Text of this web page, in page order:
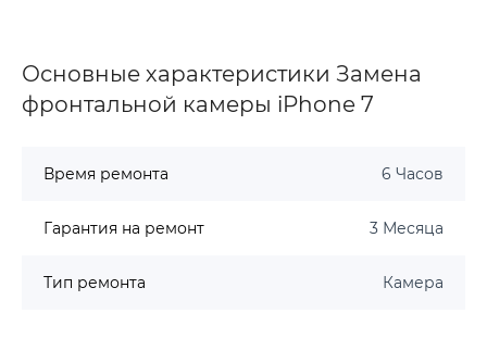
Основные характеристики Замена
фронтальной камеры iPhone 7
Время ремонта 6 Часов
Гарантия на ремонт 3 Месяца
Тип ремонта Камера